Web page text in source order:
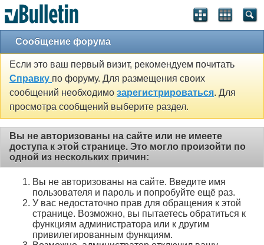
Сообщение форума
Если это ваш первый визит, рекомендуем почитать
Справку по форуму. Для размещения своих
сообщений необходимо зарегистрироваться. Для
просмотра сообщений выберите раздел.
Вы не авторизованы на сайте или не имеете
доступа к этой странице. Это могло произойти по
одной из нескольких причин:
Вы не авторизованы на сайте. Введите имя
пользователя и пароль и попробуйте ещё раз.
У вас недостаточно прав для обращения к этой
странице. Возможно, вы пытаетесь обратиться к
функциям администратора или к другим
привилегированным функциям.